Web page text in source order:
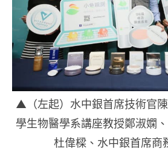
▲（左起）水中銀首席技術官
學生物醫學系講座教授鄭淑嫻
杜偉樑、水中銀首席商